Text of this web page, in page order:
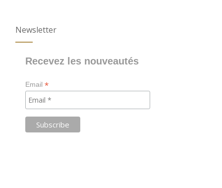
Newsletter
Recevez les nouveautés
Email*